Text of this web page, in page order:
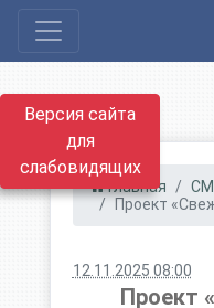
Версия сайта
для
слабовидящих
Главная
Проект
12.11.2025 08:00
Проект